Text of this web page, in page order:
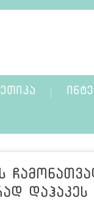
ᲔᲗᲘᲙᲐ
დაჰაკეს